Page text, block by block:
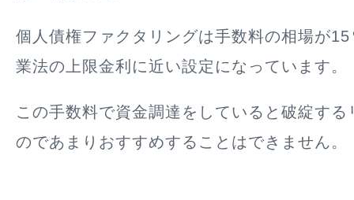
個人債権ファクタリングは手数料の相場が
業法の上限金利に近い設定になっています。
この手数料で資金調達をしていると破綻す
のであまりおすすめすることはできません。